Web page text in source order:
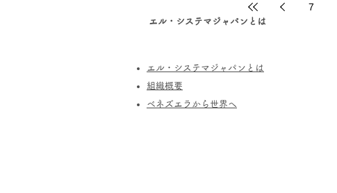
7
エル・システマジャパンとは
エル・システマジャパンとは
​組織概要
​ベネズエラから世界へ